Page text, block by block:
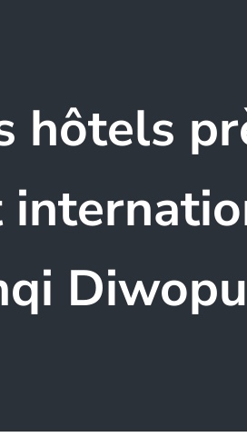
hôtels
Diwopu